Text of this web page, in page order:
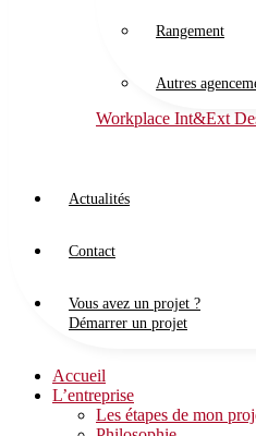
Rangement
Autres
Workplace Int&Ext
Actualités
Contact
Vous avez un projet ?
Démarrer un projet
Accueil
L’entreprise
Les étapes de mon